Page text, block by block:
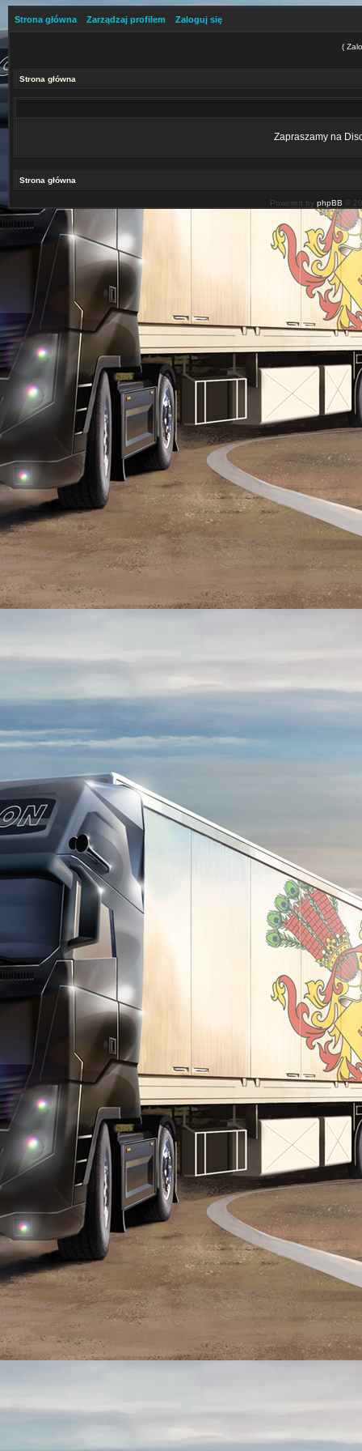
Strona główna Zarządzaj profilem Zaloguj się
(
Strona główna
Zapraszamy na
Strona główna
Powered by phpBB ©